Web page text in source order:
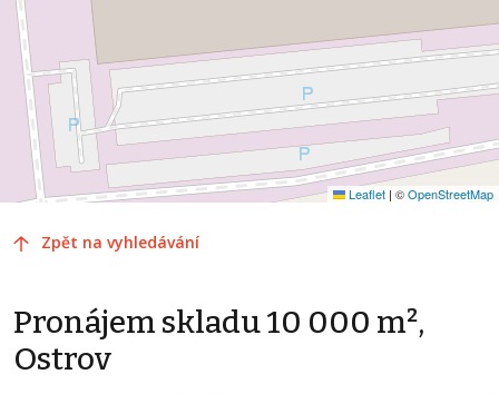
Leaflet | ©OpenStreetMap
Zpět na vyhledávání
Pronájem skladu 10 000 m²,
Ostrov